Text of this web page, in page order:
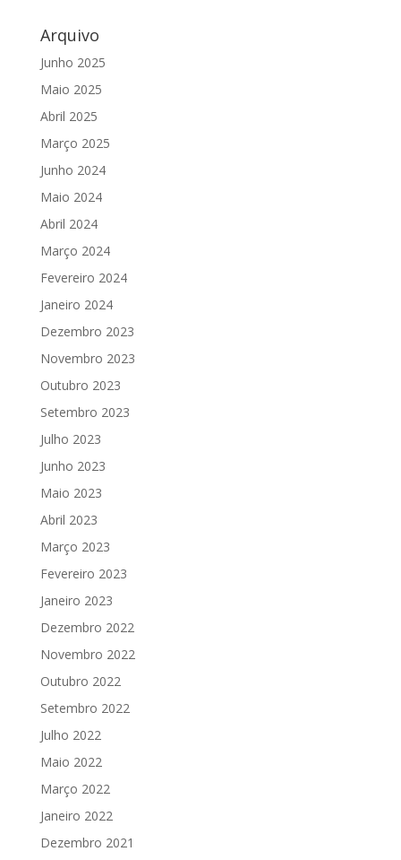
Arquivo
Junho 2025
Maio 2025
Abril 2025
Março 2025
Junho 2024
Maio 2024
Abril 2024
Março 2024
Fevereiro 2024
Janeiro 2024
Dezembro 2023
Novembro 2023
Outubro 2023
Setembro 2023
Julho 2023
Junho 2023
Maio 2023
Abril 2023
Março 2023
Fevereiro 2023
Janeiro 2023
Dezembro 2022
Novembro 2022
Outubro 2022
Setembro 2022
Julho 2022
Maio 2022
Março 2022
Janeiro 2022
Dezembro 2021